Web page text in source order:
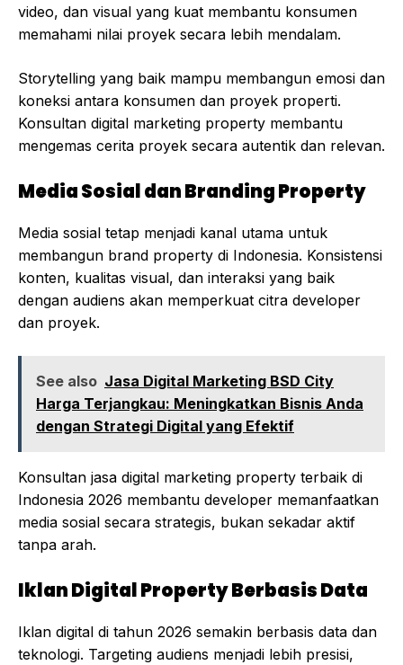
video, dan visual yang kuat membantu konsumen
memahami nilai proyek secara lebih mendalam.
Storytelling yang baik mampu membangun emosi dan
koneksi antara konsumen dan proyek properti.
Konsultan digital marketing property membantu
mengemas cerita proyek secara autentik dan relevan.
Media Sosial dan Branding Property
Media sosial tetap menjadi kanal utama untuk
membangun brand property di Indonesia. Konsistensi
konten, kualitas visual, dan interaksi yang baik
dengan audiens akan memperkuat citra developer
dan proyek.
See also Jasa Digital Marketing BSD City
Harga Terjangkau: Meningkatkan Bisnis Anda
dengan Strategi Digital yang Efektif
Konsultan jasa digital marketing property terbaik di
Indonesia 2026 membantu developer memanfaatkan
media sosial secara strategis, bukan sekadar aktif
tanpa arah.
Iklan Digital Property Berbasis Data
Iklan digital di tahun 2026 semakin berbasis data dan
teknologi. Targeting audiens menjadi lebih presisi,